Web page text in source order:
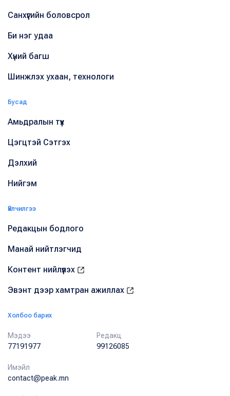
Санхүүгийн боловсрол
Би нэг удаа
Хүний багш
Шинжлэх ухаан, технологи
Бусад
Амьдралын түүх
Цэгцтэй Сэтгэх
Дэлхий
Нийгэм
Үйлчилгээ
Редакцын бодлого
Манай нийтлэгчид
Контент нийлүүлэх
Эвэнт дээр хамтран ажиллах
Холбоо барих
Мэдээ
77191977
Редакц
99126085
Имэйл
contact@peak.mn